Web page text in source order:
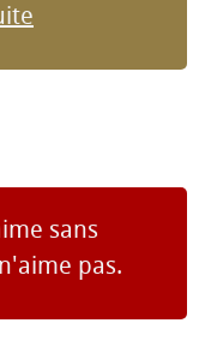
sans
pas.